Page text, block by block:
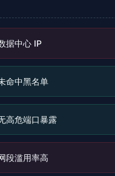
据中心 IP
命中黑名单
高危端口暴露
段滥用率高